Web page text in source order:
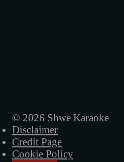
© 2026 Shwe Karaoke
Disclaimer
Credit Page
Cookie Policy